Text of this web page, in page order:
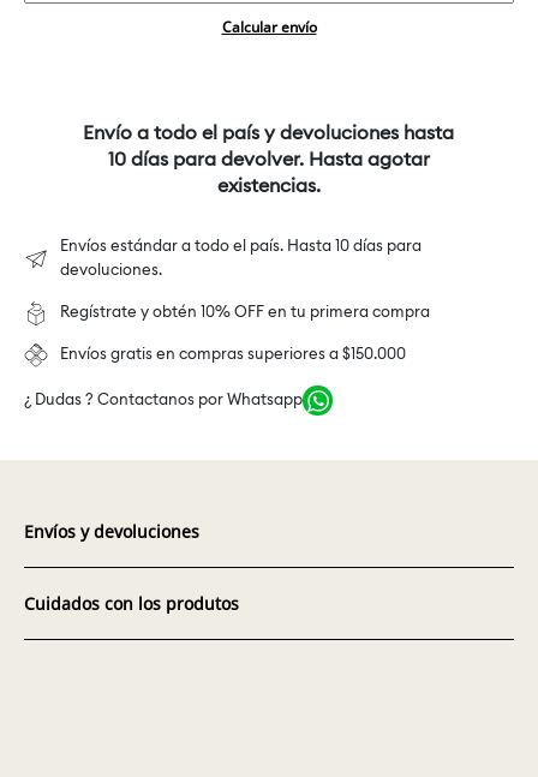
Calcular envío
Envío a todo el país y devoluciones hasta
10 días para devolver. Hasta agotar
existencias.
Envíos estándar a todo el país. Hasta 10 días para
devoluciones.
Regístrate y obtén 10% OFF en tu primera compra
Envíos gratis en compras superiores a $150.000
¿ Dudas ? Contactanos por Whatsapp
Envíos y devoluciones
Cuidados con los produtos